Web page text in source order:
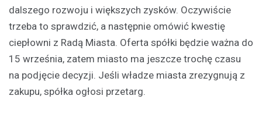
dalszego rozwoju i większych zysków. Oczywiście
trzeba to sprawdzić, a następnie omówić kwestię
ciepłowni z Radą Miasta. Oferta spółki będzie ważna do
15 września, zatem miasto ma jeszcze trochę czasu
na podjęcie decyzji. Jeśli władze miasta zrezygnują z
zakupu, spółka ogłosi przetarg.